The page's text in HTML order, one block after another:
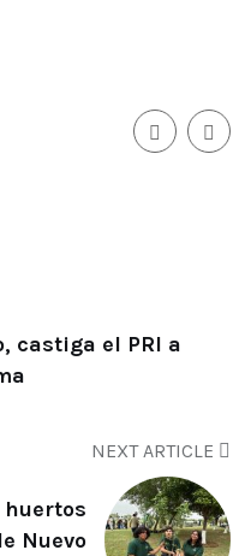
castiga el PRI a
NEXT ARTICLE
Nuevo